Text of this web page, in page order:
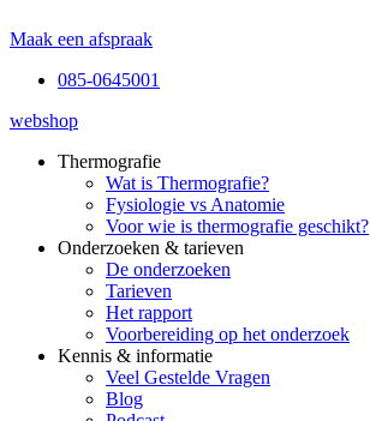
Maak een afspraak
085-0645001
webshop
Thermografie
Wat is Thermografie?
Fysiologie vs Anatomie
Voor wie is thermografie geschikt?
Onderzoeken & tarieven
De onderzoeken
Tarieven
Het rapport
Voorbereiding op het onderzoek
Kennis & informatie
Veel Gestelde Vragen
Blog